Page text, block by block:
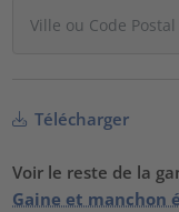
Télécharger
Voir le reste de la
Gaine et manchon